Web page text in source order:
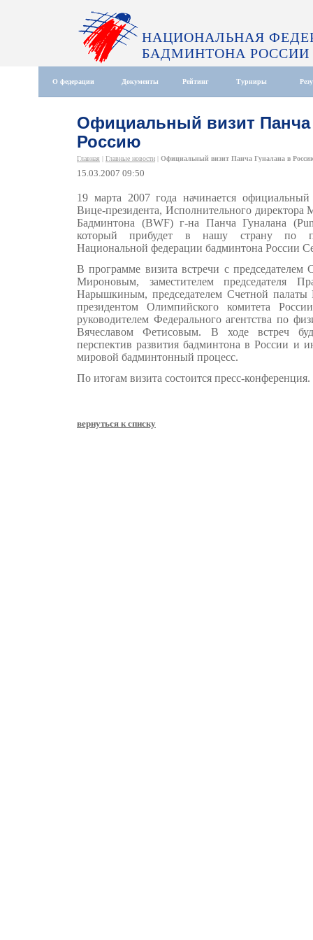
НАЦИОНАЛЬНАЯ
БАДМИНТОНА РОССИИ
О федерации Документы Рейтинг Турниры
Официальный визит Панча
Россию
Главная | Главные новости | Официальный визит Панча Гуналана в
15.03.2007 09:50
19 марта 2007 года начинается
Вице-президента, Исполнительного
Бадминтона (BWF) г-на Панча Гуналана
который прибудет в нашу страну по
Национальной федерации бадминтона России
В программе визита встречи с председателем
Мироновым, заместителем председателя
Нарышкиным, председателем Счетной
президентом Олимпийского комитета
руководителем Федерального агентства по
Вячеславом Фетисовым. В ходе встреч
перспектив развития бадминтона в России и
мировой бадминтонный процесс.
По итогам визита состоится пресс-конференция.
вернуться к списку